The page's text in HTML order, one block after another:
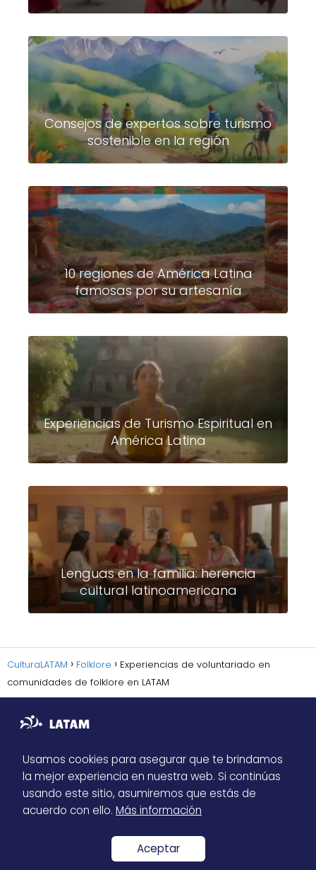
Consejos de expertos sobre turismo
sostenible en la región
10 regiones de América Latina
famosas por su artesanía
Experiencias de Turismo Espiritual en
América Latina
Lenguas en la familia: herencia
cultural latinoamericana
CulturaLATAM Folklore
Experiencias de voluntariado en
comunidades de folklore en LATAM
Sitemap
Política de Privacidad
Usamos cookies para asegurar que te brindamos
la mejor experiencia en nuestra web. Si continúas
usando este sitio, asumiremos que estás de
acuerdo con ello. Más información
Aceptar